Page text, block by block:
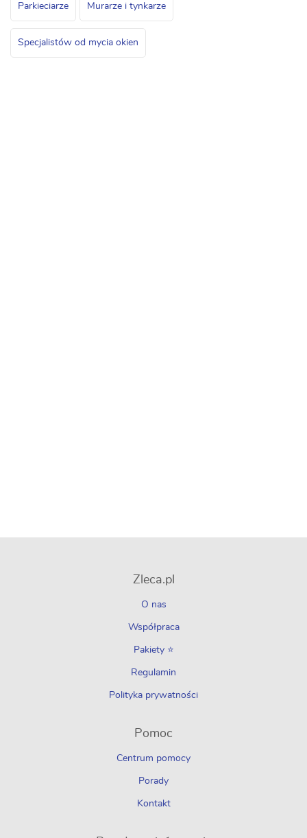
Parkieciarze Murarze i tynkarze
Specjalistów od mycia okien
Zleca.pl
O nas
Współpraca
Pakiety ⭐
Regulamin
Polityka prywatności
Pomoc
Centrum pomocy
Porady
Kontakt